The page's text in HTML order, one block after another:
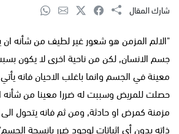
شارك المقال
"الالم المزمن هو شعور غير لطيف من شأنه
جسم الانسان, لكن من ناحية اخرى لا يكون
معينة في الجسم وانما باغلب الاحيان فانه
حصلت للمريض وسببت له ضررا معينا من شأنه
مزمنة كمرض او حادثة, ومن ثم فانه يتحول
ذاته بدون أي اثباتات لوجود ضرر بانسجة